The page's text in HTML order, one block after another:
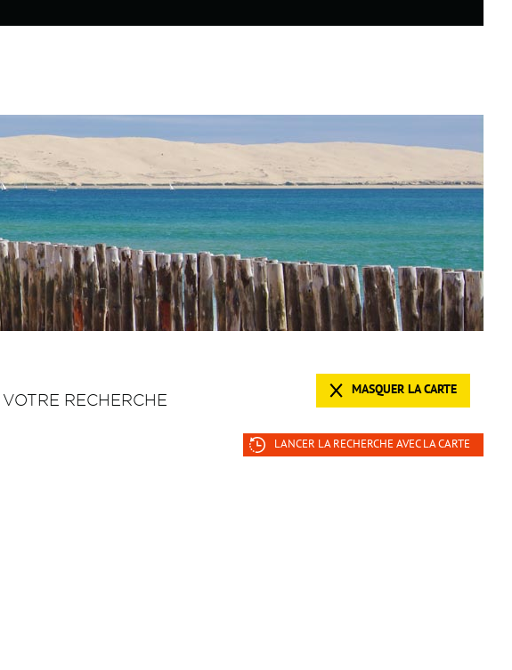
RECHERCHE
MASQUER LA CARTE
LANCER LA RECHERCHE AVEC LA CARTE